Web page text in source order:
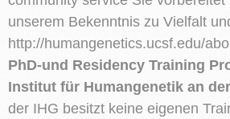
unserem Bekenntnis zu Vielfalt
http://humangenetics.ucsf.edu/
PhD-und Residency Training
Institut für Humangenetik an
der IHG besitzt keine eigenen